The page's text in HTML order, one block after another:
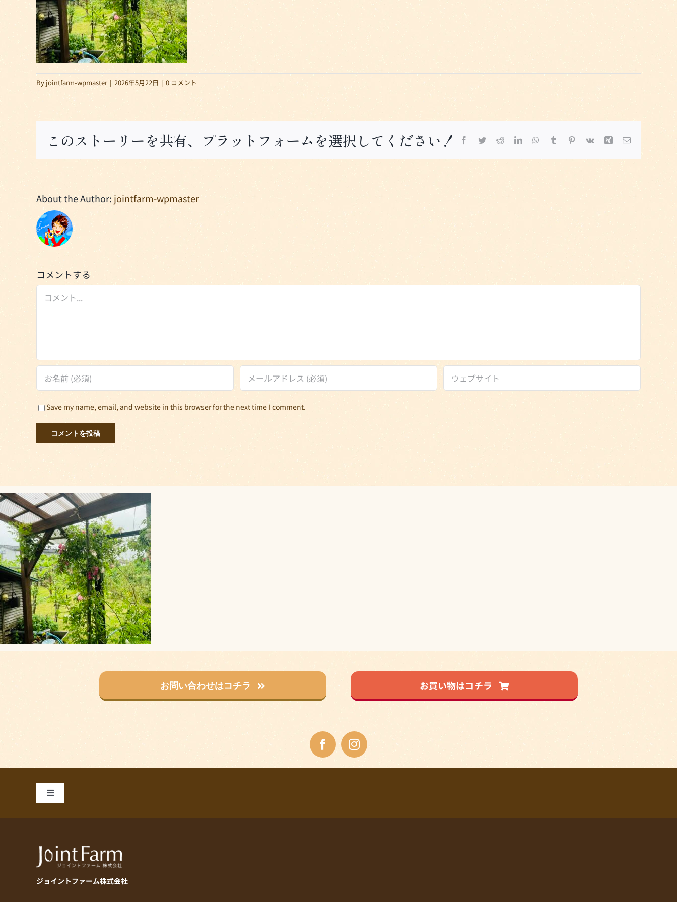
By jointfarm-wpmaster | 2026年5月22日 | 0 コメント
このストーリーを共有、プラットフォームを選択してください！ Facebook
TwitterRedditLinkedInWhatsApp
Tumblr Pinterest
Vk Xing 電
About the Author: jointfarm-wpmaster
コメントする
Save my name, email, and website in this browser for the next time I comment.
お問い合わせはコチラ お買い物はコチラ
Toggle
商品一覧
お手軽レシピジョイントファーム株式会社